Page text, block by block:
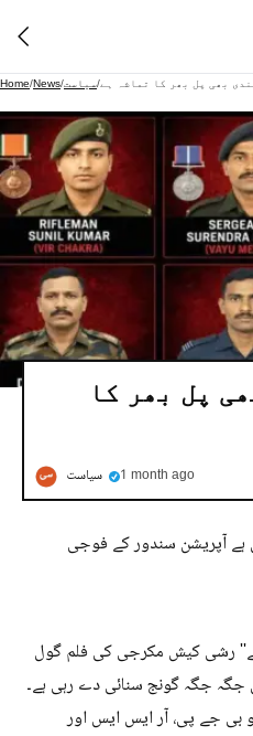
Home/News/سیاست/بھی پل بھر کا تماشہ ہے
پل بھر کا
سیاست 1 month ago
آپریشن سندور کے فوجی
رشی کیش مکرجی کی فلم گول
جگہ جگہ گونج سنائی دے رہی ہے۔
بی جے پی، آر ایس ایس اور